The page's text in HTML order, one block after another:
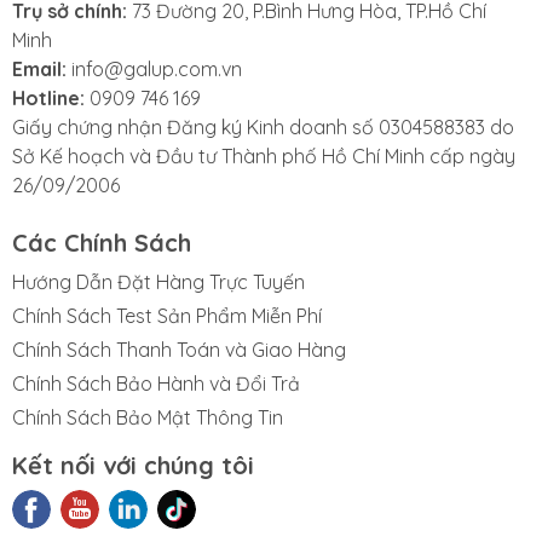
Mô-men siết (Nm): 85 / 125 / 399 / 399
Đường kính ốc tối đa (mm): M16
Kích thước đầu kẹp: 1/2"
Trọng lượng kèm Pin (kg): 1,4 (6 Ah)
Chiều dài (mm): 125
Trụ sở chính: 73 Đường 20, P.Bình Hưng Hòa, TP.Hồ Chí
Minh
Email: info@galup.com.vn
Hotline: 0909 746 169
Giấy chứng nhận Đăng ký Kinh doanh số 0304588383 do
Sở Kế hoạch và Đầu tư Thành phố Hồ Chí Minh cấp ngày
26/09/2006
Các Chính Sách
Hướng Dẫn Đặt Hàng Trực Tuyến
Chính Sách Test Sản Phẩm Miễn Phí
Chính Sách Thanh Toán và Giao Hàng
Chính Sách Bảo Hành và Đổi Trả
Chính Sách Bảo Mật Thông Tin
Kết nối với chúng tôi